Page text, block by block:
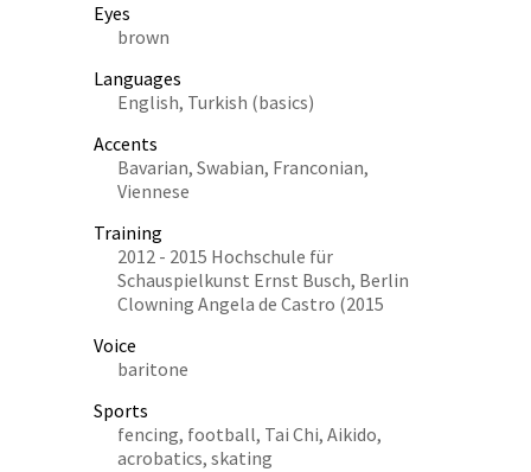
Eyes
brown
Languages
English, Turkish (basics)
Accents
Bavarian, Swabian, Franconian,
Viennese
Training
2012 - 2015 Hochschule für
Schauspielkunst Ernst Busch, Berlin
Clowning Angela de Castro (2015
Voice
baritone
Sports
fencing, football, Tai Chi, Aikido,
acrobatics, skating